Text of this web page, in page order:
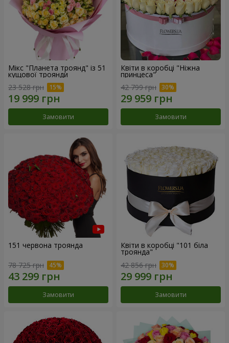
Мікс "Планета троянд" із 51
кущової троянди
23 528 грн
Замовити
Квіти в коробці "Ніжна
принцеса"
42 799 грн
Замовити
151 червона троянда
78 725 грн
Замовити
Квіти в коробці "101 біла
троянда"
42 856 грн
Замовити